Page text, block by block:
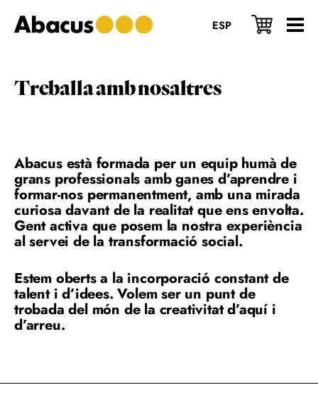
to
main
to
primary
to
footer
ESP
Treballa amb nosaltres
Abacus està formada per un equip humà de
grans professionals amb ganes d’aprendre i
formar-nos permanentment, amb una mirada
curiosa davant de la realitat que ens envolta.
Gent activa que posem la nostra experiència
al servei de la transformació social.
Estem oberts a la incorporació constant de
talent i d’idees. Volem ser un punt de
trobada del món de la creativitat d’aquí i
d’arreu.